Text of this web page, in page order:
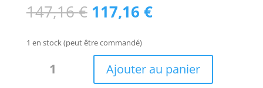
147,16€ Le
prix
initial
était :
147,16 €.
117,16 €Le
prix
est :
117,16 €.
1 en stock (peut être commandé)
Ajouter au panier